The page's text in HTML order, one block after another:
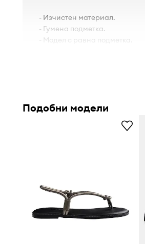
- Изчистен материал.
- Гумена подметка.
- Модел с равна подметка.
Подобни модели